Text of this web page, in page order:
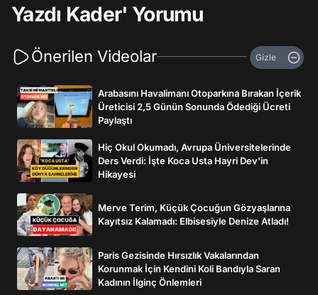
Yazdı Kader' Yorumu
Önerilen Videolar Gizle
Arabasını Havalimanı Otoparkına Bırakan İçerik
Üreticisi 2,5 Günün Sonunda Ödediği Ücreti
Paylaştı
Hiç Okul Okumadı, Avrupa Üniversitelerinde
Ders Verdi: İşte Koca Usta Hayri Dev'in
Hikayesi
Merve Terim, Küçük Çocuğun Gözyaşlarına
Kayıtsız Kalamadı: Elbisesiyle Denize Atladı!
Paris Gezisinde Hırsızlık Vakalarından
Korunmak İçin Kendini Koli Bandıyla Saran
Kadının İlginç Önlemleri